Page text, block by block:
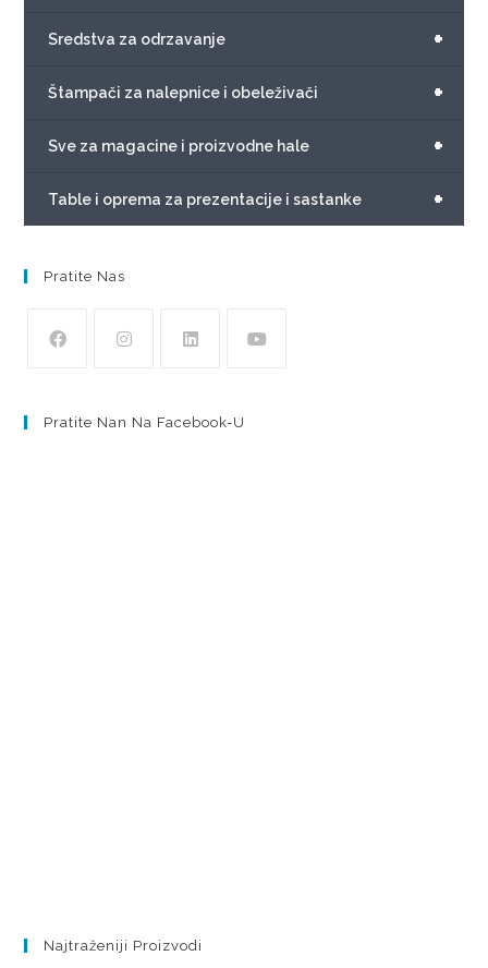
+
Sredstva za odrzavanje
+
Štampači za nalepnice i obeleživači
+
Sve za magacine i proizvodne hale
+
Table i oprema za prezentacije i sastanke
Pratite Nas
Pratite Nan Na Facebook-U
Najtraženiji Proizvodi